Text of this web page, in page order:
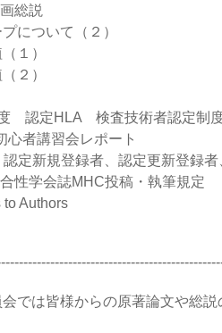
総説
ついて（２）
）
）
定HLA 検査技術者認定制度
者講習会レポート
新規登録者、認定更新登録者
性学会誌MHC投稿・執筆規定
Authors
会では皆様からの原著論文や総説